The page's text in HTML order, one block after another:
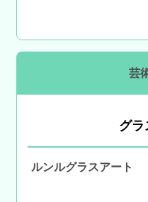
芸
グラ
ルンルグラスアート